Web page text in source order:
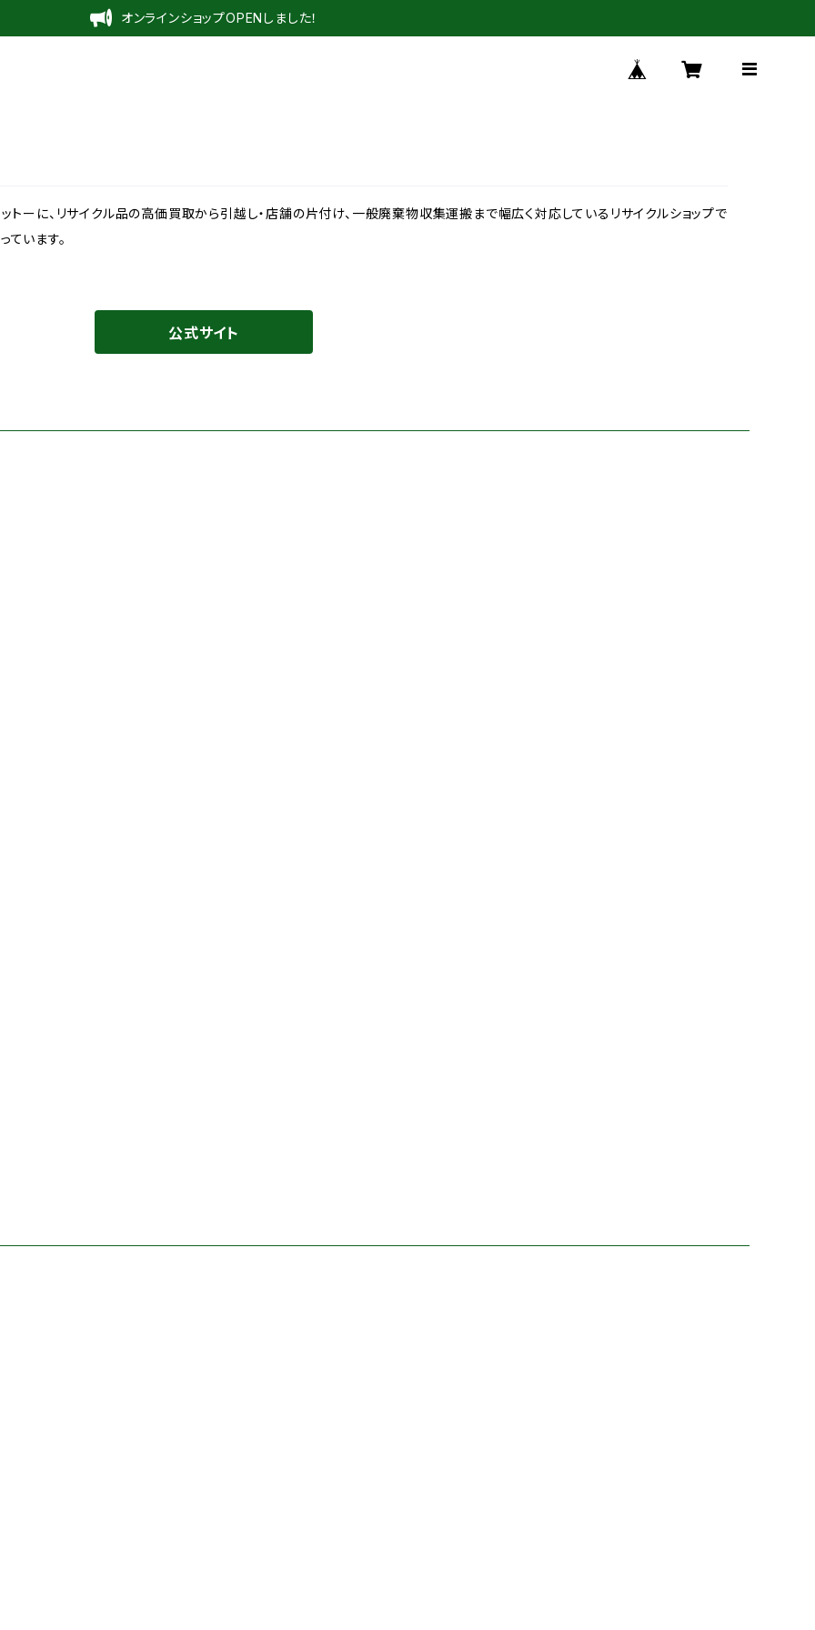
オンラインショップOPENしました！
トーに、リサイクル品の高価買取から引越し・店舗の片付け、一般廃棄物収集運搬まで幅広く対応しているリサイクルショップで
ています。
公式サイト